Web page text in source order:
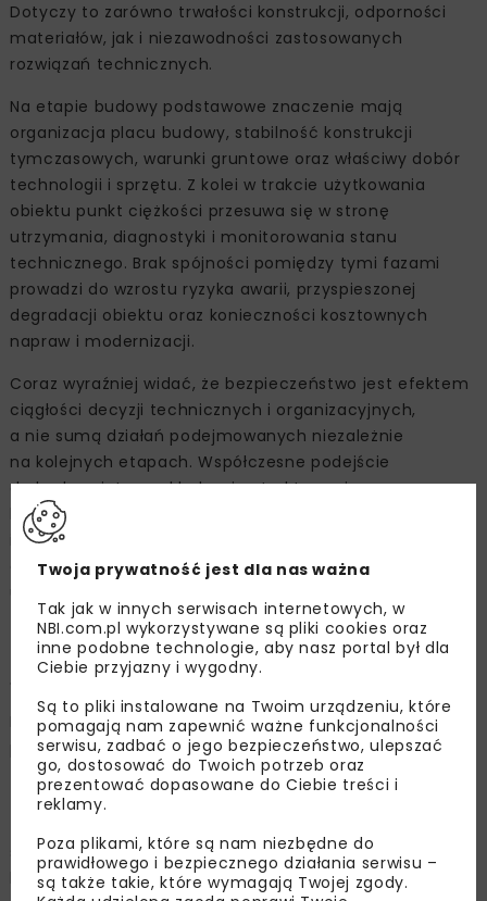
Dotyczy to zarówno trwałości konstrukcji, odporności
materiałów, jak i niezawodności zastosowanych
rozwiązań technicznych.
Na etapie budowy podstawowe znaczenie mają
organizacja placu budowy, stabilność konstrukcji
tymczasowych, warunki gruntowe oraz właściwy dobór
technologii i sprzętu. Z kolei w trakcie użytkowania
obiektu punkt ciężkości przesuwa się w stronę
utrzymania, diagnostyki i monitorowania stanu
technicznego. Brak spójności pomiędzy tymi fazami
prowadzi do wzrostu ryzyka awarii, przyspieszonej
degradacji obiektu oraz konieczności kosztownych
napraw i modernizacji.
Coraz wyraźniej widać, że bezpieczeństwo jest efektem
ciągłości decyzji technicznych i organizacyjnych,
a nie sumą działań podejmowanych niezależnie
na kolejnych etapach. Współczesne podejście
do budownictwa zakłada więc traktowanie
bezpieczeństwa jako parametru projektowego
i eksploatacyjnego, który powinien być uwzględniany
od początku procesu inwestycyjnego aż po cały okres
Plac budowy jako pierwszy
sprawdzian bezpieczeństwa
Na placu budowy założenia dotyczące bezpieczeństwa
po raz pierwszy zostają skonfrontowane z praktyką.
To miejsce styku decyzji projektowych, przyjętych
technologii, harmonogramów oraz realnych warunków
stref pracy, ciągów komunikacyjnych i obszarów
kolizyjnych w istotnym stopniu determinuje poziom
Twoja prywatność jest dla nas ważna
Tak jak w innych serwisach internetowych, w
NBI.com.pl wykorzystywane są pliki cookies oraz
inne podobne technologie, aby nasz portal był dla
Ciebie przyjazny i wygodny.
Są to pliki instalowane na Twoim urządzeniu, które
pomagają nam zapewnić ważne funkcjonalności
serwisu, zadbać o jego bezpieczeństwo, ulepszać
go, dostosować do Twoich potrzeb oraz
prezentować dopasowane do Ciebie treści i
reklamy.
Poza plikami, które są nam niezbędne do
prawidłowego i bezpiecznego działania serwisu –
są także takie, które wymagają Twojej zgody.